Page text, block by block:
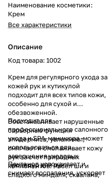
Наименование косметики:
Крем
Все характеристики
Описание
Код товара: 1002
Крем для регулярного ухода за
кожей рук и кутикулой
подходит для всех типов кожи,
особенно для сухой и
обезвоженной.
Восстанавливает нарушенные
барьерные функции
эпидермиса, увлажняет,
смягчает и омолаживает кожу
рук за счет природных
компонентов: масел ши и
сладкого миндаля, сквалана,
Подходит для
профессионального салонного
ухода и SPA-маникюра, может
использоваться для
завершения уходовых
процедур для рук.
Пантенол успокаивает и
снимает воспаления, ускоряет